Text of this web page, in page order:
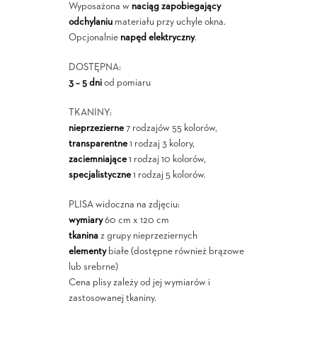
Wyposażona w naciąg zapobiegający
odchylaniumateriału przy uchyle okna.
Opcjonalnie napęd elektryczny.
DOSTĘPNA:
3 – 5 dniod pomiaru
TKANINY:
nieprzezierne7 rodzajów 55 kolorów,
transparentne1 rodzaj 3 kolory,
zaciemniające1 rodzaj 10 kolorów,
specjalistyczne1 rodzaj 5 kolorów.
PLISA widoczna na zdjęciu:
wymiary60 cm x 120 cm
tkaninaz grupy nieprzeziernych
elementybiałe (dostępne również brązowe
lub srebrne)
Cena plisy zależy od jej wymiarów i
zastosowanej tkaniny.